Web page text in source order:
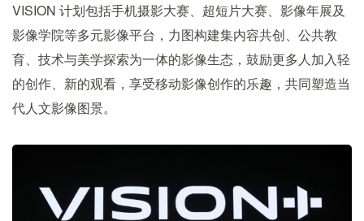
VISION 计划包括手机摄影大赛、超短片大赛、影像年展及
影像学院等多元影像平台，力图构建集内容共创、公共教
育、技术与美学探索为一体的影像生态，鼓励更多人加入轻
的创作、新的观看，享受移动影像创作的乐趣，共同塑造当
代人文影像图景。